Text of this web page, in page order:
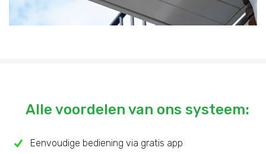
Alle voordelen van ons systeem:
Eenvoudige bediening via gratis app